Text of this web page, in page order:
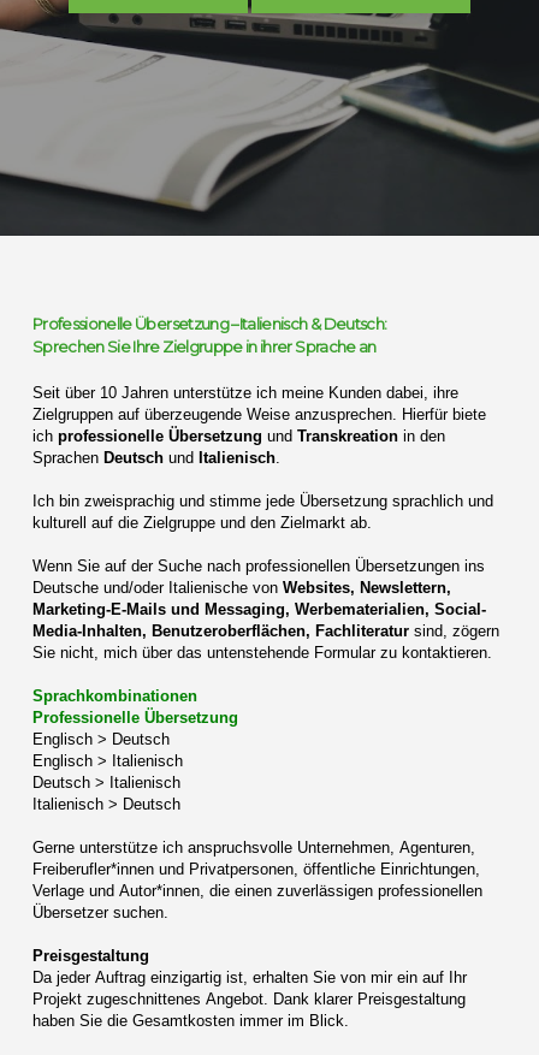
Professionelle Übersetzung –Italienisch & Deutsch:
Sprechen Sie Ihre Zielgruppe in ihrer Sprache an
Seit über 10 Jahren unterstütze ich meine Kunden dabei, ihre
Zielgruppen auf überzeugende Weise anzusprechen. Hierfür biete
ich professionelle Übersetzung und Transkreationin den
Sprachen Deutschund Italienisch.
Ich bin zweisprachig und stimme jede Übersetzung sprachlich und
kulturell auf die Zielgruppe und den Zielmarkt ab.
Wenn Sie auf der Suche nach professionellen Übersetzungen ins
Deutsche und/oder Italienische von Websites, Newslettern,
Marketing-E-Mails und Messaging, Werbematerialien, Social-
Media-Inhalten, Benutzeroberflächen, Fachliteratursind, zögern
Sie nicht, mich über das untenstehende Formular zu kontaktieren.
Sprachkombinationen
Professionelle Übersetzung
Englisch > Deutsch
Englisch > Italienisch
Deutsch > Italienisch
Italienisch > Deutsch
Gerne unterstütze ich anspruchsvolle Unternehmen, Agenturen,
Freiberufler*innen und Privatpersonen, öffentliche Einrichtungen,
Verlage und Autor*innen, die einen zuverlässigen professionellen
Übersetzer suchen.
Preisgestaltung
Da jeder Auftrag einzigartig ist, erhalten Sie von mir ein auf Ihr
Projekt zugeschnittenes Angebot. Dank klarer Preisgestaltung
haben Sie die Gesamtkosten immer im Blick.